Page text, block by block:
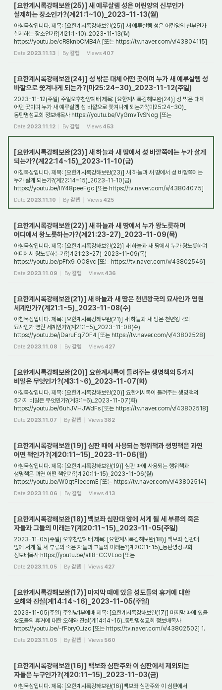
[요한계시록강해보완(25)] 새 예루살렘 성은 어린양의 신부인가
실제하는 장소인가?(계21:1~10)_2023-11-13(월)
아침묵상입니다. 제목: [요한계시록강해보완(25)] 새 예루살렘 성은 어린양의 신부인가
실제하는 장소인가?(계21:1~10)_2023-11-13(월)
https://youtu.be/cR8knbCMB4A [또는 https://tv.naver.com/v/43804115]
1. 들어가며 천국은 과연 실재하는 장소인가 아니...
Date 2023.11.13 By갈렙 Views 407
[요한계시록강해보완(24)] 성 밖은 대체 어떤 곳이며 누가 새 예루살렘 성
바깥으로 쫓겨나게 되는가?(마25:24~30)_2023-11-12(주일)
2023-11-12(주일) 주일오후찬양예배 제목: [요한계시록강해보완(24)] 성 밖은 대체
어떤 곳이며 누가 새 예루살렘 성 바깥으로 쫓겨나게 되는가?(마25:24~30)_
동탄명성교회 정보배목사 https://youtu.be/VyGmvTvSNog [또는
https://tv.naver.com/v/43804095] 1...
Date 2023.11.12 By갈렙 Views 453
[요한계시록강해보완(23)] 새 하늘과 새 땅에서 성 바깥쪽에는 누가 살게
되는가?(계22:14~15)_2023-11-10(금)
아침묵상입니다. 제목: [요한계시록강해보완(23)] 새 하늘과 새 땅에서 성 바깥쪽에는
누가 살게 되는가?(계22:14~15)_2023-11-10(금)
https://youtu.be/IIY48peeFgc [또는 https://tv.naver.com/v/43804075]
1. 들어가며 일반 성도들은 '새 하늘과 새 땅'이라...
Date 2023.11.10 By갈렙 Views 425
[요한계시록강해보완(22)] 새 하늘과 새 땅에서 누가 왕노릇하며
어디에서 왕노릇하는가?(계21:23-27)_2023-11-09(목)
아침묵상입니다. 제목: [요한계시록강해보완(22)] 새 하늘과 새 땅에서 누가 왕노릇하며
어디에서 왕노릇하는가?(계21:23-27)_2023-11-09(목)
https://youtu.be/pFfx9_OO8vc [또는 https://tv.naver.com/v/43802546]
1. 들어가며 새 하늘과 새 땅에서는 과연 ...
Date 2023.11.09 By갈렙 Views 436
[요한계시록강해보완(21)] 새 하늘과 새 땅은 천년왕국의 묘사인가 영원
세계인가?(계21:1~5)_2023-11-08(수)
아침묵상입니다. 제목: [요한계시록강해보완(21)] 새 하늘과 새 땅은 천년왕국의
묘사인가 영원 세계인가?(계21:1~5)_2023-11-08(수)
https://youtu.be/jDaruFq70F4 [또는 https://tv.naver.com/v/43802528]
1. 들어가며 드디어 새 하늘과 새 땅의 주제까지 왔...
Date 2023.11.08 By갈렙 Views 427
[요한계시록강해보완(20)] 요한계시록이 들려주는 생명책의 5가지
비밀은 무엇인가?(계3:1~6)_2023-11-07(화)
아침묵상입니다. 제목: [요한계시록강해보완(20)] 요한계시록이 들려주는 생명책의
5가지 비밀은 무엇인가?(계3:1~6)_2023-11-07(화)
https://youtu.be/6uhJVHJWdFs [또는 https://tv.naver.com/v/43802518]
1. 들어가며 생명책이란 어떤 책인가? 생명책은 천...
Date 2023.11.07 By갈렙 Views382
[요한계시록강해보완(19)] 심판 때에 사용되는 행위책과 생명책은 과연
어떤 책인가?(계20:11~15)_2023-11-06(월)
아침묵상입니다. 제목: [요한계시록강해보완(19)] 심판 때에 사용되는 행위책과
생명책은 과연 어떤 책인가?(계20:11~15)_2023-11-06(월)
https://youtu.be/W0qtFIeccmE [또는 https://tv.naver.com/v/43802514]
1. 들어가며 사람이 죽어서 하나님의 심판대 앞...
Date 2023.11.06 By갈렙 Views 413
[요한계시록강해보완(18)] 백보좌 심판대 앞에 서게 될 세 부류의 죽은
자들과 그들의 미래는?(계20:11~15)_2023-11-05(주일)
2023-11-05(주일) 오후찬양예배 제목: [요한계시록강해보완(18)] 백보좌 심판대
앞에 서게 될 세 부류의 죽은 자들과 그들의 미래는?(계20:11~15)_동탄명성교회
정보배목사 https://youtu.be/all8-CCVLoo [또는
https://tv.naver.com/v/43802510] 1. 들어가며 ...
Date 2023.11.05 By갈렙 Views 427
[요한계시록강해보완(17)] 마지막 때에 있을 성도들의 휴거에 대한
오해와 진실(계14:14~16)_2023-11-05(주일)
2023-11-05(주일) 주일낮1부예배 제목: [요한계시록강해보완(17)] 마지막 때에 있을
성도들의 휴거에 대한 오해와 진실(계14:14~16)_동탄명성교회 정보배목사
https://youtu.be/-fFbryO_izc [또는 https://tv.naver.com/v/43802502] 1.
들어가며 '휴거'란 무엇...
Date 2023.11.05 By갈렙 Views 560
[요한계시록강해보완(16)] 백보좌 심판주와 이 심판에서 제외되는
자들은 누구인가?(계20:11~15)_2023-11-03(금)
아침묵상입니다. 제목: [요한계시록강해보완(16)]백보좌 심판주와 이 심판에서